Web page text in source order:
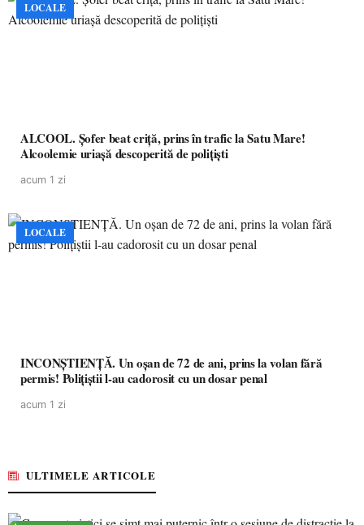
LOCALE
ALCOOL. Șofer beat criță, prins în trafic la Satu Mare!
Alcoolemie uriașă descoperită de polițiști
acum 1 zi
LOCALE
INCONȘTIENȚĂ. Un oșan de 72 de ani, prins la volan fără
permis! Polițiștii l-au cadorosit cu un dosar penal
acum 1 zi
ULTIMELE ARTICOLE